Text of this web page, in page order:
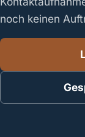
noch keinen